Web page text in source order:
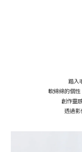
踏入
軟綿綿的個
創作靈
透過影